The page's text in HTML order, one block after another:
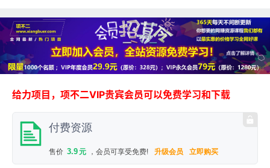
给力项目，项不二VIP贵宾会员可以免费学习和下载
付费资源
售价 3.9元 ，会员可享受免费! 升级会员 立即购买